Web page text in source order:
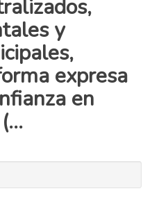
y
expresa
en